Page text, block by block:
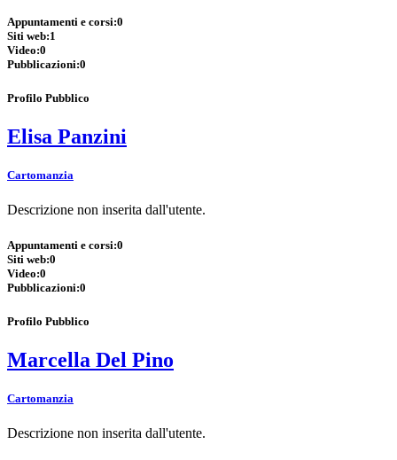
Appuntamenti e corsi:0
Siti web:1
Video:0
Pubblicazioni:0
Profilo Pubblico
Elisa Panzini
Cartomanzia
Descrizione non inserita dall'utente.
Appuntamenti e corsi:0
Siti web:0
Video:0
Pubblicazioni:0
Profilo Pubblico
Marcella Del Pino
Cartomanzia
Descrizione non inserita dall'utente.